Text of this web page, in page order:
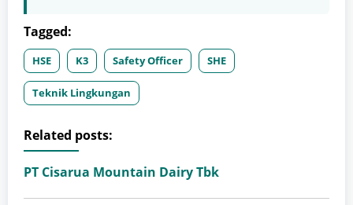
Tagged:
HSE K3 Safety Officer SHE
Teknik Lingkungan
Related posts:
PT Cisarua Mountain Dairy Tbk